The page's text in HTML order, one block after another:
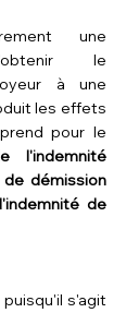
une
le
à une
les effets
pour le
l'indemnité
démission
de
s'agit